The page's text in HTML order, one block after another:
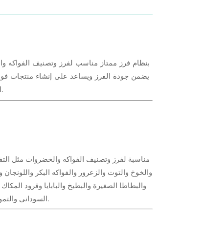
يضمن جودة الفرز ويساعد على إنشاء منتجات
الدقة، إنتاج عالي، توفير الطاقة، تشغيل بسيط، استخدام مريح، وعمر خدمة طويل.
مناسبة لفرز وتصنيف الفواكه والخضروات مثل
والخوخ والتوت والزعرور والفواكه البكر
والبطاطا الصغيرة والبطيخ والبابايا وقرود
السوداني والتمور الشتوية والبندق والمانجو والفواكه الصحراوية والفواكه البيضاء وجوز التنبول، إلخ.